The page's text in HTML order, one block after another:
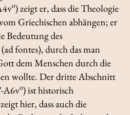
o) zeigt er, dass die Theologie
Griechischen abhängen; er
Bedeutung des
ad fontes), durch das man
dem Menschen durch die
wollte. Der dritte Abschnitt
-A6vo) ist historisch
hier, dass auch die